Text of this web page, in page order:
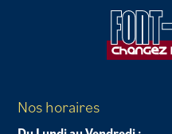
Nos horaires